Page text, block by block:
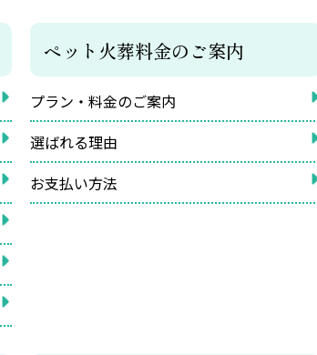
ペット火葬料金のご案内
プラン・料金のご案内
選ばれる理由
お支払い方法